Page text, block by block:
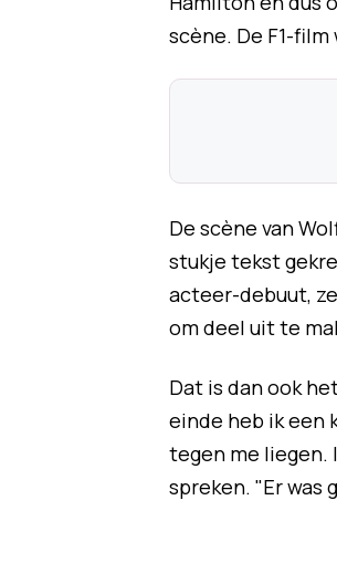
scène. De F1-
De scène van
stukje tekst
acteer-debuut,
om deel uit te
Dat is dan ook
einde heb ik een
tegen me liegen.
spreken. "Er was